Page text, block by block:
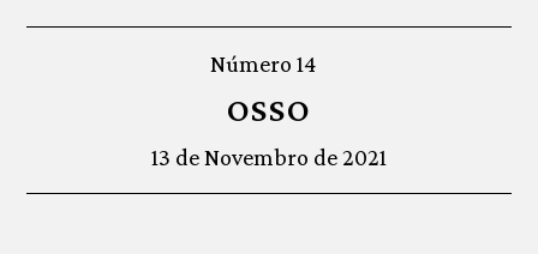
Número 14
OSSO
13 de Novembro de 2021